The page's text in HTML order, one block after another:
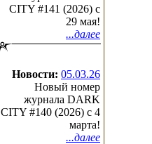
CITY #141 (2026) c
29 мая!
...далее
Новости: 05.03.26
Новый номер
журнала DARK
CITY #140 (2026) c 4
марта!
...далее